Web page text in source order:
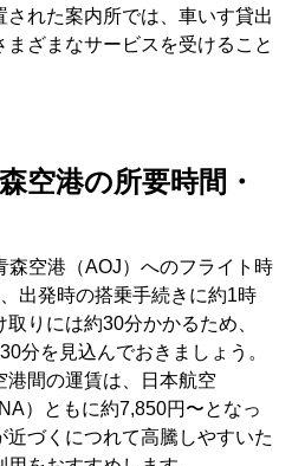
れた案内所では、車いす貸出
ざまなサービスを受けること
空港の所要時間・
森空港（AOJ）へのフライト時
出発時の搭乗手続きに約1時
りには約30分かかるため、
分を見込んでおきましょう。
港間の運賃は、日本航空
）ともに約7,850円〜となっ
づくにつれて高騰しやすいた